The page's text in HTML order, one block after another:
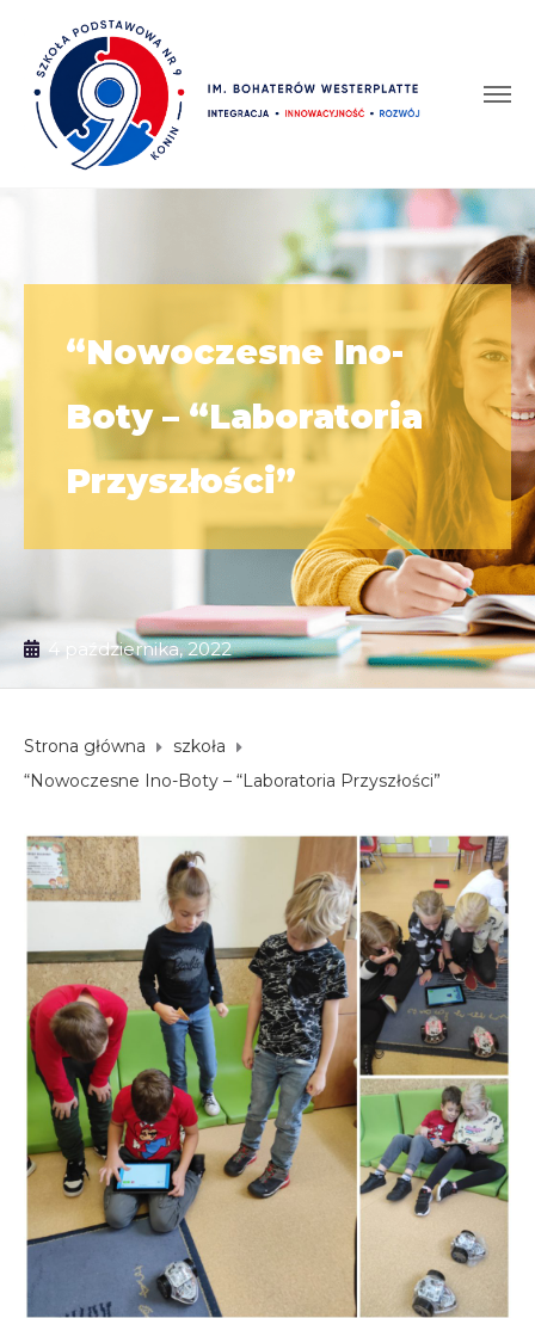
“Nowoczesne Ino-
Boty – “Laboratoria
Przyszłości”
4 października, 2022
Strona główna
szkoła
“Nowoczesne Ino-Boty – “Laboratoria Przyszłości”